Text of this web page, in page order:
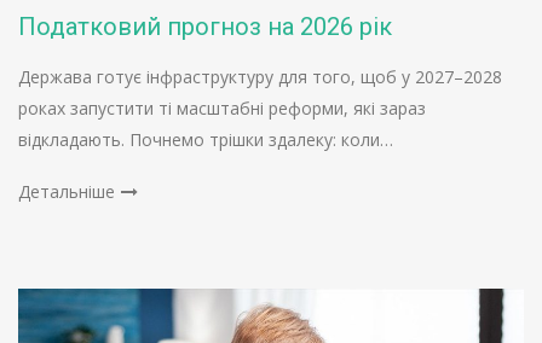
Податковий прогноз на 2026 рік
Держава готує інфраструктуру для того, щоб у 2027–2028
роках запустити ті масштабні реформи, які зараз
відкладають. Почнемо трішки здалеку: коли…
Детальніше